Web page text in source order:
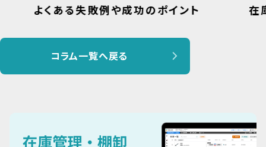
よくある失敗例や成功のポイント
在
コラム一覧へ戻る